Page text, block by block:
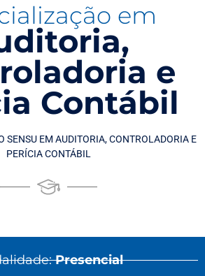
em
e
Contábil
SENSU EM AUDITORIA, CONTROLADORIA E
PERÍCIA CONTÁBIL
Presencial